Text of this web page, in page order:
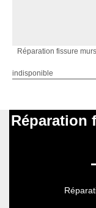
Réparation fissure
indisponible
Réparation